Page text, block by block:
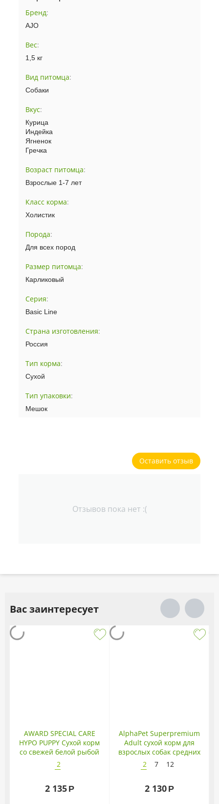
Бренд:
AJO
Вес:
1,5 кг
Вид питомца:
Собаки
Вкус:
Курица
Индейка
Ягненок
Гречка
Возраст питомца:
Взрослые 1-7 лет
Класс корма:
Холистик
Порода:
Для всех пород
Размер питомца:
Карликовый
Серия:
Basic Line
Страна изготовления:
Россия
Тип корма:
Сухой
Тип упаковки:
Мешок
Оставить отзыв
Отзывов пока нет :(
Вас заинтересует
AWARD SPECIAL CARE
HYPO PUPPY Сухой корм
со свежей белой рыбой
для щенков от 1 месяца,
беременных и кормящих
склонных к аллергии
2
2 135 Р
AlphaPet Superpremium
Adult сухой корм для
взрослых собак средних
пород с говядиной и
потрошками
2 7 12
2 130 Р